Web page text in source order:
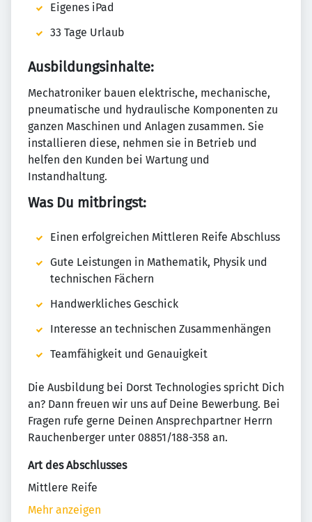
Eigenes iPad
33 Tage Urlaub
Ausbildungsinhalte:
Mechatroniker bauen elektrische, mechanische,
pneumatische und hydraulische Komponenten zu
ganzen Maschinen und Anlagen zusammen. Sie
installieren diese, nehmen sie in Betrieb und
helfen den Kunden bei Wartung und
Instandhaltung.
Was Du mitbringst:
Einen erfolgreichen Mittleren Reife Abschluss
Gute Leistungen in Mathematik, Physik und
technischen Fächern
Handwerkliches Geschick
Interesse an technischen Zusammenhängen
Teamfähigkeit und Genauigkeit
Die Ausbildung bei Dorst Technologies spricht Dich
an? Dann freuen wir uns auf Deine Bewerbung. Bei
Fragen rufe gerne Deinen Ansprechpartner Herrn
Rauchenberger unter 08851/188-358 an.
Art des Abschlusses
Mittlere Reife
Mehr anzeigen